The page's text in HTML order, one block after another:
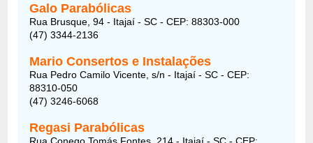
Galo Parabólicas
Rua Brusque, 94 - Itajaí - SC - CEP: 88303-000
(47) 3344-2136
Mario Consertos e Instalações
Rua Pedro Camilo Vicente, s/n - Itajaí - SC - CEP:
88310-050
(47) 3246-6068
Regasi Parabólicas
Rua Conego Tomás Fontes, 214 - Itajaí - SC - CEP: